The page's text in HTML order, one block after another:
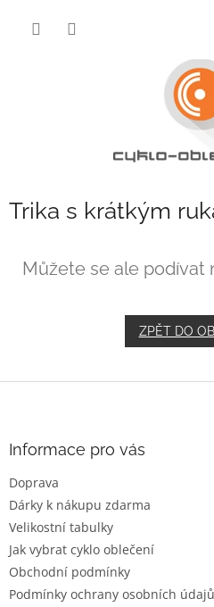
Trika s krátkým
Můžete se ale podívat
ZPĚT DO
Informace pro vás
Doprava
Dárky k nákupu zdarma
Velikostní tabulky
Jak vybrat cyklo oblečení
Obchodní podmínky
Podmínky ochrany osobních údajů